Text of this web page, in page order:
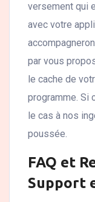
versement qui
avec votre
par vous
le cache de
programme. Si
le cas à nos
poussée.
FAQ et
Support